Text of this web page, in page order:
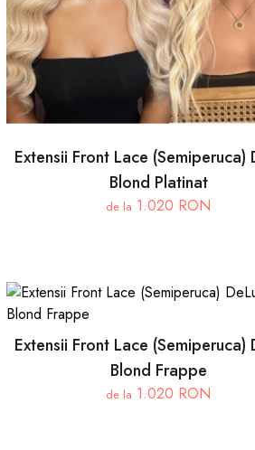
Extensii Front Lace (Semiperuca)
Blond Platinat
de la 1.020 RON
Extensii Front Lace (Semiperuca)
Blond Frappe
de la 1.020 RON